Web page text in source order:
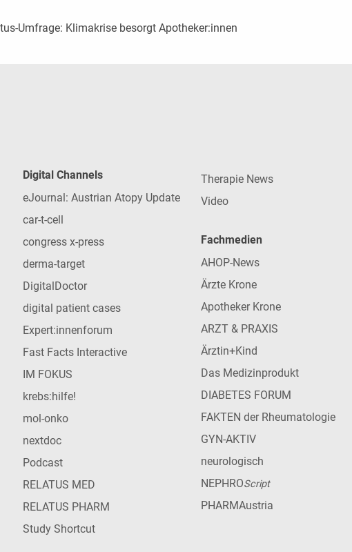
Umfrage: Klimakrise besorgt Apotheker:innen
Digital Channels
eJournal: Austrian Atopy Update
car-t-cell
congress x-press
derma-target
DigitalDoctor
digital patient cases
Expert:innenforum
Fast Facts Interactive
IM FOKUS
krebs:hilfe!
mol-onko
nextdoc
Podcast
RELATUS MED
RELATUS PHARM
Study Shortcut
Therapie News
Video
Fachmedien
AHOP-News
Ärzte Krone
Apotheker Krone
ARZT & PRAXIS
Ärztin+Kind
Das Medizinprodukt
DIABETES FORUM
FAKTEN der Rheumatologie
GYN-AKTIV
neurologisch
NEPHROScript
PHARMAustria